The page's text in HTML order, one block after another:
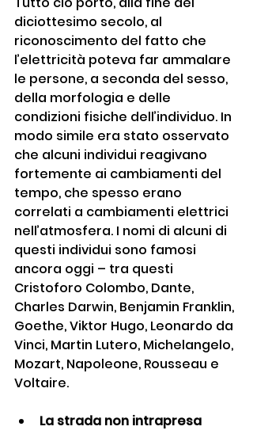
diciottesimo secolo, al
riconoscimento del fatto che
l’elettricità poteva far ammalare
le persone, a seconda del sesso,
della morfologia e delle
condizioni fisiche dell’individuo. In
modo simile era stato osservato
che alcuni individui reagivano
fortemente ai cambiamenti del
tempo, che spesso erano
correlati a cambiamenti elettrici
nell’atmosfera. I nomi di alcuni di
questi individui sono famosi
ancora oggi – tra questi
Cristoforo Colombo, Dante,
Charles Darwin, Benjamin Franklin,
Goethe, Viktor Hugo, Leonardo da
Vinci, Martin Lutero, Michelangelo,
Mozart, Napoleone, Rousseau e
Voltaire.
La strada non intrapresa